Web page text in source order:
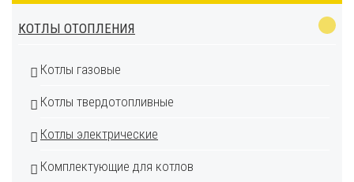
КОТЛЫ ОТОПЛЕНИЯ
Котлы газовые
Котлы твердотопливные
Котлы электрические
Комплектующие для котлов